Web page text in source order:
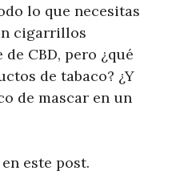
lo que necesitas
cigarrillos
CBD, pero ¿qué
de tabaco? ¿Y
de mascar en un
este post.